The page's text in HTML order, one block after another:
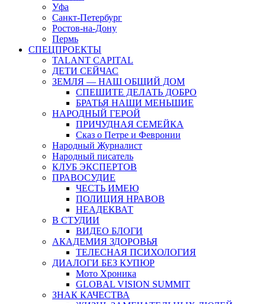
Уфа
Санкт-Петербург
Ростов-на-Дону
Пермь
СПЕЦПРОЕКТЫ
TALANT CAPITAL
ДЕТИ СЕЙЧАС
ЗЕМЛЯ — НАШ ОБЩИЙ ДОМ
СПЕШИТЕ ДЕЛАТЬ ДОБРО
БРАТЬЯ НАШИ МЕНЬШИЕ
НАРОДНЫЙ ГЕРОЙ
ПРИЧУДНАЯ СЕМЕЙКА
Сказ о Петре и Февронии
Народный Журналист
Народный писатель
КЛУБ ЭКСПЕРТОВ
ПРАВОСУДИЕ
ЧЕСТЬ ИМЕЮ
ПОЛИЦИЯ НРАВОВ
НЕАДЕКВАТ
В СТУДИИ
ВИДЕО БЛОГИ
АКАДЕМИЯ ЗДОРОВЬЯ
ТЕЛЕСНАЯ ПСИХОЛОГИЯ
ДИАЛОГИ БЕЗ КУПЮР
Мото Хроника
GLOBAL VISION SUMMIT
ЗНАК КАЧЕСТВА